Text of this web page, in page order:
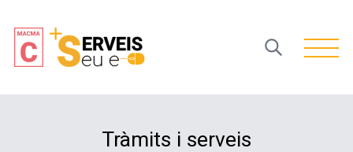
Open
Tràmits i serveis